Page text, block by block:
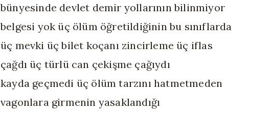
bünyesinde devlet demir yollarının bilinmiyor
belgesi yok üç ölüm öğretildiğinin bu sınıflarda
üç mevki üç bilet koçanı zincirleme üç iflas
çağdı üç türlü can çekişme çağıydı
kayda geçmedi üç ölüm tarzını hatmetmeden
vagonlara girmenin yasaklandığı